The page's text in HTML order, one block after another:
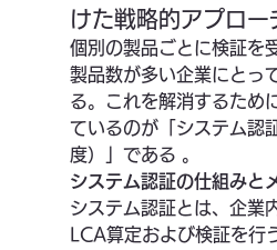
けた戦略的アプロー
個別の製品ごとに検証を
製品数が多い企業にとっ
る。これを解消するため
ているのが「システム認
度）」である 。
システム認証の仕組みと
システム認証とは、企業
LCA算定および検証を行